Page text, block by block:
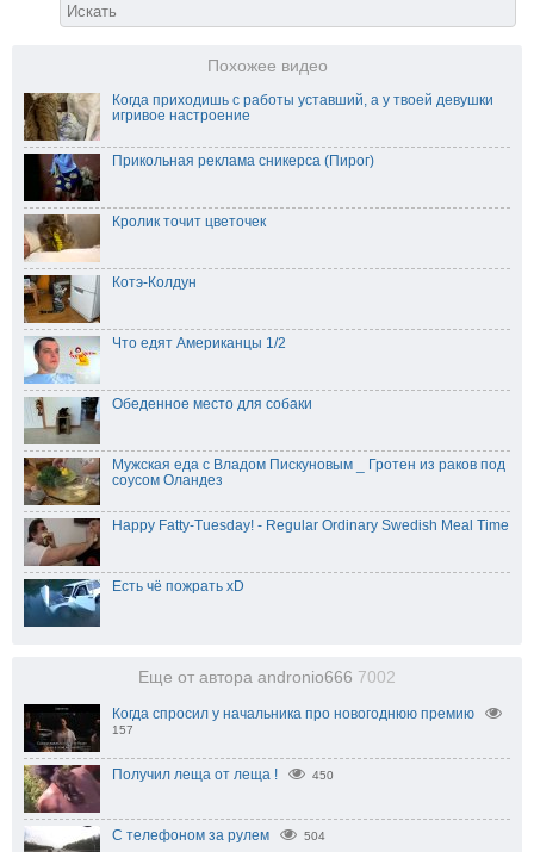
Похожее видео
Когда приходишь с работы уставший, а у твоей девушки
игривое настроение
Прикольная реклама сникерса (Пирог)
Кролик точит цветочек
Котэ-Колдун
Что едят Американцы 1/2
Обеденное место для собаки
Мужская еда c Владом Пискуновым _ Гротен из раков под
соусом Оландез
Happy Fatty-Tuesday! - Regular Ordinary Swedish Meal Time
Есть чё пожрать xD
Еще от автора andronio666 7002
Когда спросил у начальника про новогоднюю премию
157
Получил леща от леща ! 450
С телефоном за рулем 504